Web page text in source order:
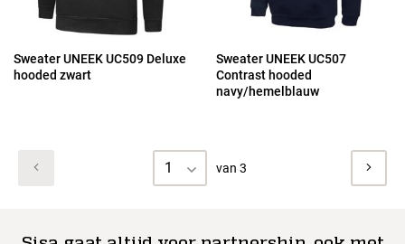
Sweater UNEEK UC509 Deluxe
hooded zwart
Sweater UNEEK UC507
Contrast hooded
navy/hemelblauw
1 van 3